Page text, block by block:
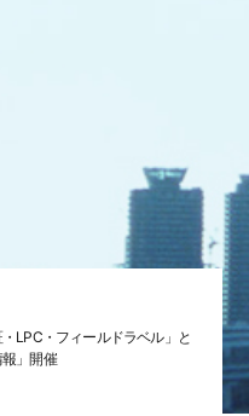
LPC・フィールドラベル」と
報」開催